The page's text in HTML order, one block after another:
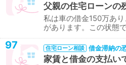
父親の住宅ローンの
私は車の借金150万あ
があります。この状態
97 住宅ローン相談 借金滞納の
家賃と借金の支払い